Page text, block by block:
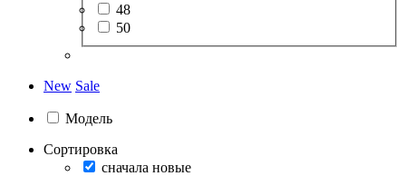
48
50
New Sale
Модель
Сортировка
сначала новые